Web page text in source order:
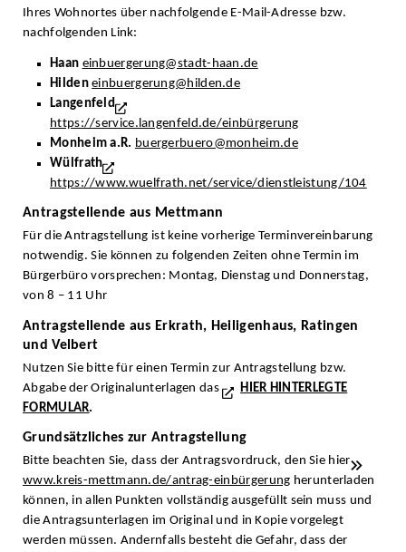
Ihres Wohnortes über nachfolgende E-Mail-Adresse bzw.
nachfolgenden Link:
Haan einbuergerung@stadt-haan.de
Hildeneinbuergerung@hilden.de
Langenfeld
https://service.langenfeld.de/einbürgerung
Monheim a.R. buergerbuero@monheim.de
Wülfrath
https://www.wuelfrath.net/service/dienstleistung/104
Antragstellende aus Mettmann
Für die Antragstellung ist keine vorherige Terminvereinbarung
notwendig. Sie können zu folgenden Zeiten ohne Termin im
Bürgerbüro vorsprechen: Montag, Dienstag und Donnerstag,
von 8 – 11 Uhr
Antragstellende aus Erkrath, Heiligenhaus, Ratingen
und Velbert
Nutzen Sie bitte für einen Termin zur Antragstellung bzw.
Abgabe der Originalunterlagen das
HIER HINTERLEGTE
FORMULAR.
Grundsätzliches zur Antragstellung
Bitte beachten Sie, dass der Antragsvordruck, den Sie hier
www.kreis-mettmann.de/antrag-einbürgerung herunterladen
können, in allen Punkten vollständig ausgefüllt sein muss und
die Antragsunterlagen im Original und in Kopie vorgelegt
werden müssen. Andernfalls besteht die Gefahr, dass der